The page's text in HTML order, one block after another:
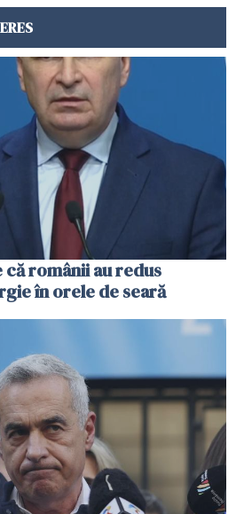
românii au redus
în orele de seară